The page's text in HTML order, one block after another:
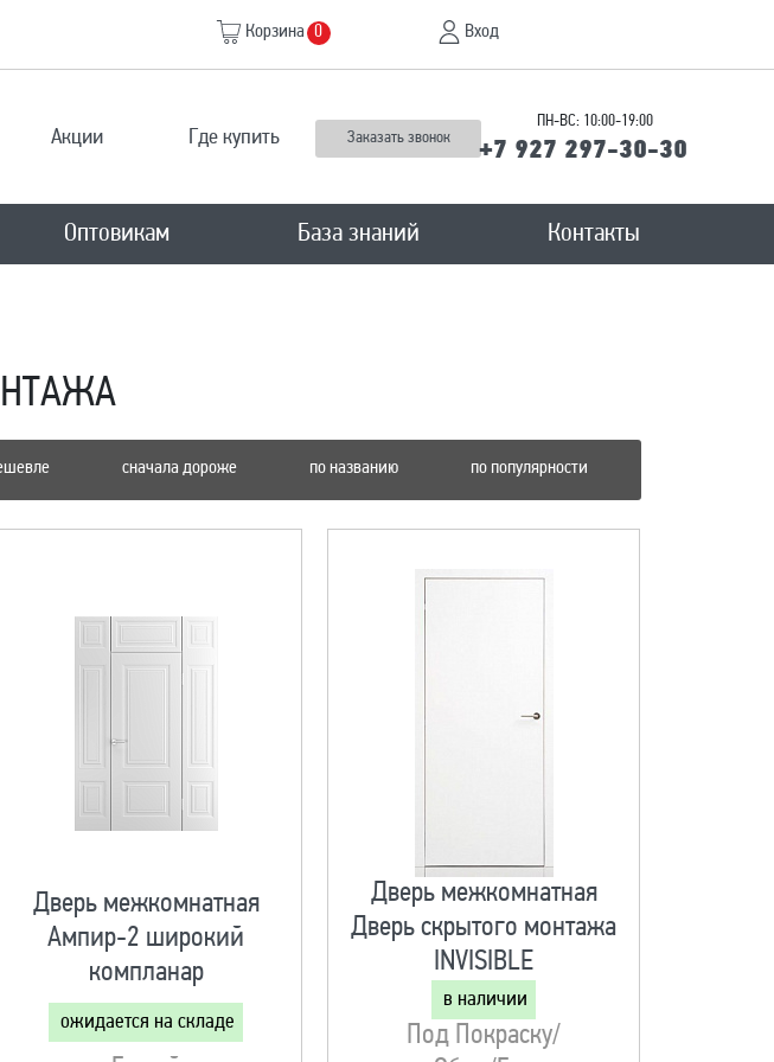
Корзина 0 Вход
Акции Где купить Заказать звонок
ПН-ВС: 10:00-19:00
+7 927 297-30-30
Оптовикам База знаний Контакты
сначала дороже по названию по популярности
Дверь межкомнатная
Ампир-2 широкий
компланар
ожидается на складе
Дверь межкомнатная
Дверь скрытого монтажа
INVISIBLE
в наличии
Под Покраску/